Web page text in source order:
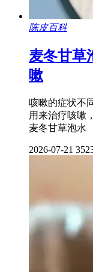
陈皮百科
麦冬甘草
嗽
咳嗽的症状不
用来治疗咳嗽
麦冬甘草泡水
2026-07-21